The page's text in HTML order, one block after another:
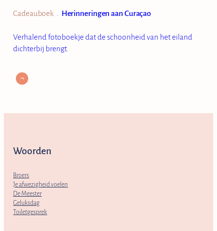
Cadeauboek • Herinneringen aan Curaçao
Verhalend fotoboekje dat de schoonheid van het eiland
dichterbij brengt.
Woorden
Broers
Je afwezigheid voelen
De Meester
Geluksdag
Toiletgesprek